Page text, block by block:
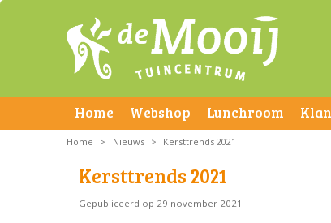
Home Webshop Lunchroom
Home > Nieuws > Kersttrends 2021
Kersttrends 2021
Gepubliceerd op 29 november 2021